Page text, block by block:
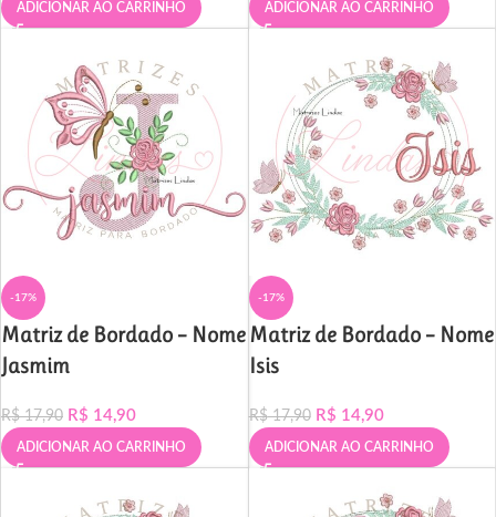
ADICIONAR AO CARRINHO ADICIONAR AO CARRINHO
-17%
Matriz de Bordado – Nome
Jasmim
R$17,90 R$ 14,90
ADICIONAR AO CARRINHO
-17%
Matriz de Bordado – Nome
Isis
R$17,90 R$ 14,90
ADICIONAR AO CARRINHO